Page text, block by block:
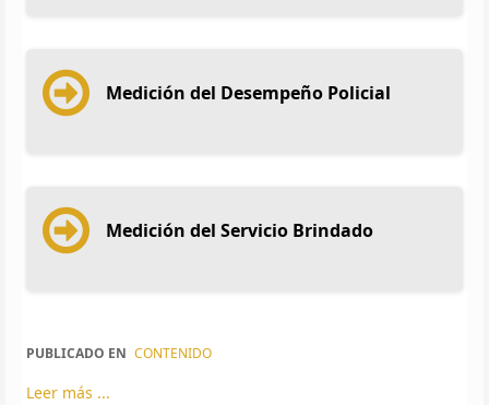
Medición del Desempeño Policial
Medición del Servicio Brindado
PUBLICADO EN CONTENIDO
Leer más ...